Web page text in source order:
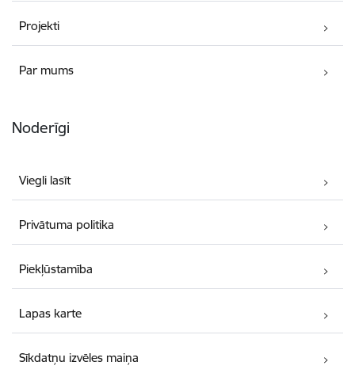
Projekti
Par mums
Noderīgi
Viegli lasīt
Privātuma politika
Piekļūstamība
Lapas karte
Sīkdatņu izvēles maiņa